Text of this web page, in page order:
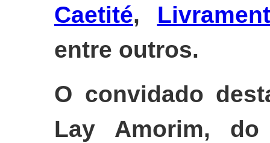
Caetité,
entre outros.
O convidado
Lay Amorim,